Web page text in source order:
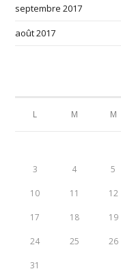
septembre 2017
août 2017
L M M
3 4 5
10 11 12
17 18 19
24 25 26
31